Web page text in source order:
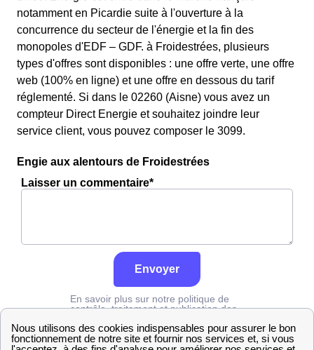
notamment en Picardie suite à l'ouverture à la
concurrence du secteur de l'énergie et la fin des
monopoles d'EDF – GDF. à Froidestrées, plusieurs
types d'offres sont disponibles : une offre verte, une offre
web (100% en ligne) et une offre en dessous du tarif
réglementé. Si dans le 02260 (Aisne) vous avez un
compteur Direct Energie et souhaitez joindre leur
service client, vous pouvez composer le 3099.
Engie aux alentours de Froidestrées
Laisser un commentaire*
Envoyer
En savoir plus sur notre politique de
contrôle, traitement et publication des